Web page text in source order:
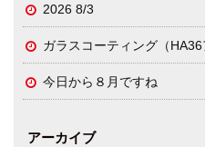
2026 8/3
ガラスコーティング（HA36
今日から８月ですね
アーカイブ